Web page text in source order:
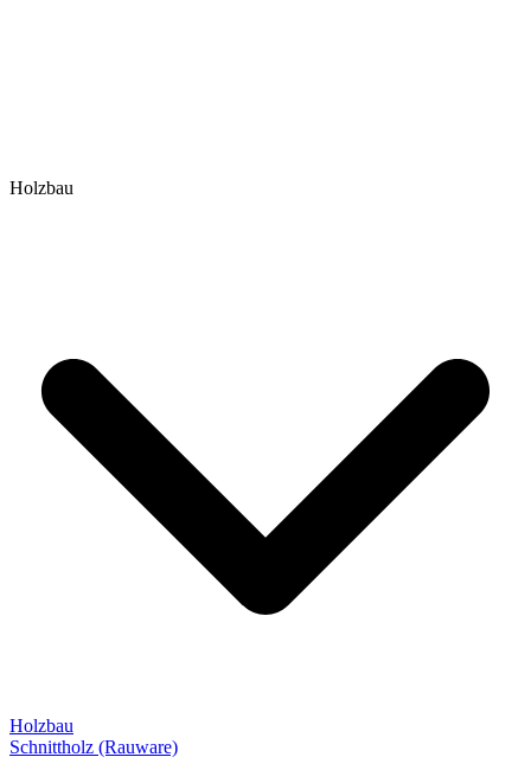
Holzbau
Holzbau
Schnittholz (Rauware)